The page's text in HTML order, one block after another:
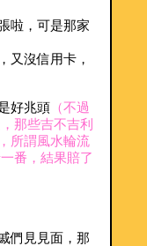
啦，可是那家
又沒信用卡，
好兆頭（不過
那些吉不吉利
所謂風水輪流
番，結果賠了
們見見面，那